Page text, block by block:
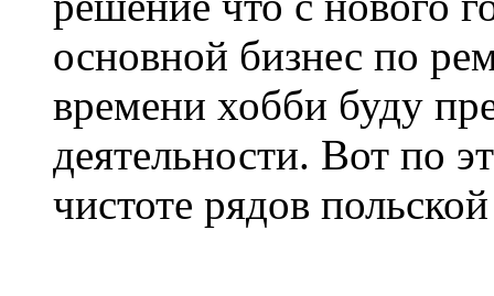
основной бизнес по
времени хобби буду
деятельности. Вот по
чистоте рядов